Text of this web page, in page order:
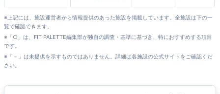
※上記には、施設運営者から情報提供のあった施設を掲載しています。全施設は下の一
覧で確認できます。
※「○」は、FIT PALETTE編集部が独自の調査・基準に基づき、特におすすめする項目
です。
※「－」は未提供を示すものではありません。詳細は各施設の公式サイトをご確認くだ
さい。